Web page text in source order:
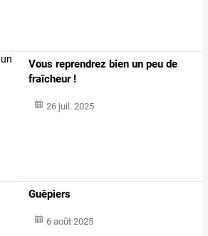
Vous reprendrez bien un peu de
fraîcheur !
26 juil. 2025
Guêpiers
6 août 2025